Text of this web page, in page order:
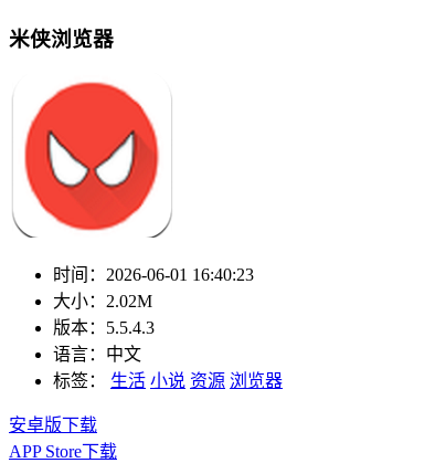
米侠浏览器
时间： 2026-06-01 16:40:23
大小： 2.02M
版本： 5.5.4.3
语言： 中文
标签：
生活 小说 资源 浏览器
安卓版下载
APP Store下载